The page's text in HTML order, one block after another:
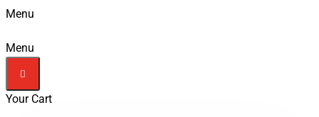
Menu
Menu
Your Cart